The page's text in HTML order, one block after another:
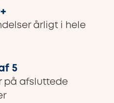
+
årligt i hele
5
på afsluttede